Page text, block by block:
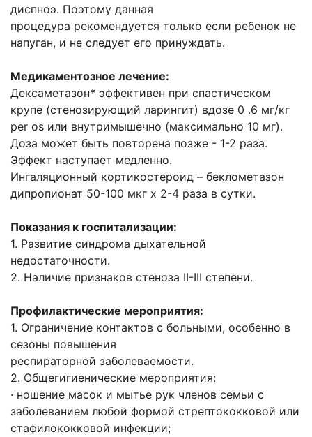
диспноэ. Поэтому данная
процедура рекомендуется только если ребенок не
напуган, и не следует его принуждать.
Медикаментозное лечение:
Дексаметазон* эффективен при спастическом
крупе (стенозирующий ларингит) вдозе 0 .6 мг/кг
per os или внутримышечно (максимально 10 мг).
Доза может быть повторена позже - 1-2 раза.
Эффект наступает медленно.
Ингаляционный кортикостероид – беклометазон
дипропионат 50-100 мкг х 2-4 раза в сутки.
Показания к госпитализации:
1. Развитие синдрома дыхательной
недостаточности.
2. Наличие признаков стеноза II-III степени.
Профилактические мероприятия:
1. Ограничение контактов с больными, особенно в
сезоны повышения
респираторной заболеваемости.
2. Общегигиенические мероприятия:
· ношение масок и мытье рук членов семьи с
заболеванием любой формой стрептококковой или
стафилококковой инфекции;